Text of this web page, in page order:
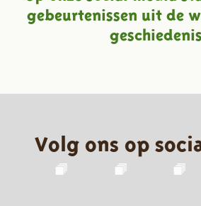
gebeurtenissen uit de
Volg ons op